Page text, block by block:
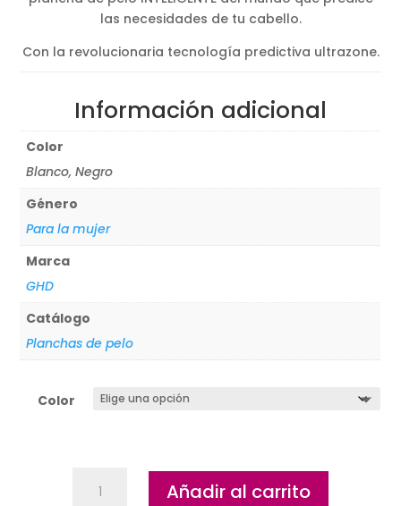
las necesidades de tu cabello.
Con la revolucionaria tecnología predictiva ultrazone.
Información adicional
Color
Blanco, Negro
Género
Para la mujer
Marca
GHD
Catálogo
Planchas de pelo
Color
Añadir al carrito